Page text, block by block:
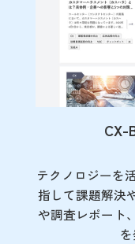
CX-
テクノロジーを
指して課題解決
や調査レポート